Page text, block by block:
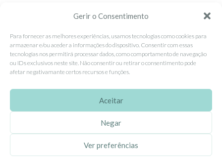
Gerir o Consentimento
Para fornecer as melhores experiências, usamos tecnologias como cookies para
armazenar e/ou aceder a informações do dispositivo. Consentir com essas
tecnologias nos permitirá processar dados, como comportamento de navegação
ou IDs exclusivos neste site. Não consentir ou retirar o consentimento pode
afetar negativamante certos recursos e funções.
Aceitar
Negar
Ver preferências
Facebook
Instagram
Pinterest
EhGoom2026 Criado porDumbanengue, Lda.